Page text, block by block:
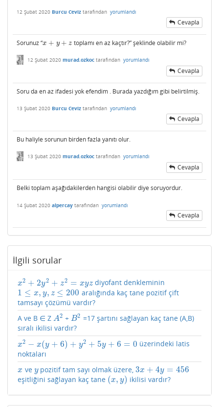
12 Şubat 2020 Burcu Ceviz tarafından yorumlandı
Cevapla
Sorunuz “x + y + z
x+ y+ z toplamı en az kaçtır?” şeklinde olabilir mi?
12 Şubat 2020 murad.ozkoc tarafından yorumlandı
Cevapla
Soru da en az ifadesi yok efendim . Burada yazdığım gibi belirtilmiş.
13 Şubat 2020 Burcu Ceviz tarafından yorumlandı
Cevapla
Bu haliyle sorunun birden fazla yanıtı olur.
13 Şubat 2020 murad.ozkoc tarafından yorumlandı
Cevapla
Belki toplam aşağıdakilerden hangisi olabilir diye soruyordur.
14 Şubat 2020 alpercay tarafından yorumlandı
Cevapla
İlgili sorular
x2 + 2y2 + z2 = xyz
x2+2y 2+z2 =x yz diyofant denkleminin
1 ≤ x, y, z ≤ 200
1 ≤x, ,z≤ 200
aralığında kaç tane pozitif çift
tamsayı çözümü vardır?
A ve B ∈ Z A2
A2 +B2
B2 =17 şartını sağlayan kaç tane (A,B)
sıralı ikilisi vardır?
x2 − x(y + 6) + y2 + 5y + 6 = 0
x2−x( y+6)+ y2 +5y +6 =0
üzerindeki latis
noktaları
x
x ve y
ypozitif tam sayı olmak üzere,3x + 4y = 456
3x+ 4y =456
eşitliğini sağlayan kaç tane (x, y)
(x,y ikilisi vardır?